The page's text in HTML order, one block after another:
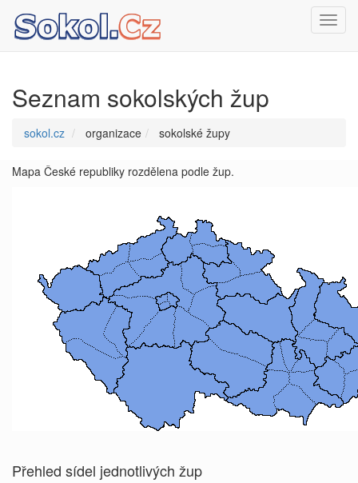
Seznam sokolských žup
sokol.cz organizace sokolské župy
Mapa České republiky rozdělena podle žup.
Přehled sídel jednotlivých žup